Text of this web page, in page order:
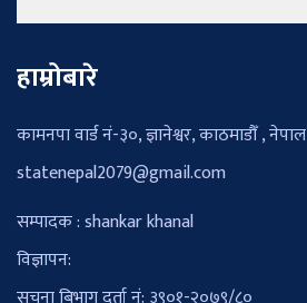
हाम्रोबारे
कामनपा वार्ड नं-३०, ज्ञानेश्वर, काठमाडौँ , नेपाल
statenepal2079@gmail.com
सम्पादक : shankar khanal
विज्ञापन: